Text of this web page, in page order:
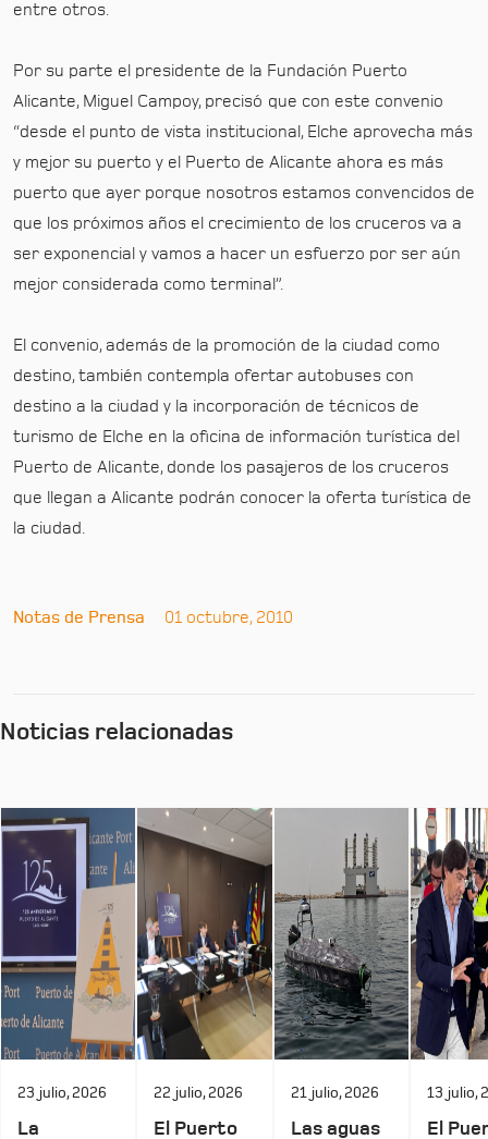
entre otros.
Por su parte el presidente de la Fundación Puerto
Alicante, Miguel Campoy, precisó que con este convenio
“desde el punto de vista institucional, Elche aprovecha más
y mejor su puerto y el Puerto de Alicante ahora es más
puerto que ayer porque nosotros estamos convencidos de
que los próximos años el crecimiento de los cruceros va a
ser exponencial y vamos a hacer un esfuerzo por ser aún
mejor considerada como terminal”.
El convenio, además de la promoción de la ciudad como
destino, también contempla ofertar autobuses con
destino a la ciudad y la incorporación de técnicos de
turismo de Elche en la oficina de información turística del
Puerto de Alicante, donde los pasajeros de los cruceros
que llegan a Alicante podrán conocer la oferta turística de
la ciudad.
Notas de Prensa 01 octubre, 2010
Noticias relacionadas
23 julio, 2026
La
22 julio, 2026
El Puerto
21 julio, 2026
Las aguas
13 julio,
El